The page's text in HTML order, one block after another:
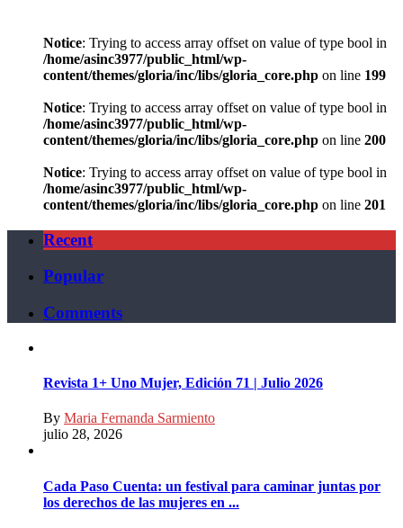
Notice: Trying to access array offset on value of type bool in
/home/asinc3977/public_html/wp-
content/themes/gloria/inc/libs/gloria_core.php on line 199
Notice: Trying to access array offset on value of type bool in
/home/asinc3977/public_html/wp-
content/themes/gloria/inc/libs/gloria_core.php on line 200
Notice: Trying to access array offset on value of type bool in
/home/asinc3977/public_html/wp-
content/themes/gloria/inc/libs/gloria_core.php on line 201
Recent
Popular
Comments
Revista 1+ Uno Mujer, Edición 71 | Julio 2026
By Maria Fernanda Sarmiento
julio 28, 2026
Cada Paso Cuenta: un festival para caminar juntas por
los derechos de las mujeres en ...